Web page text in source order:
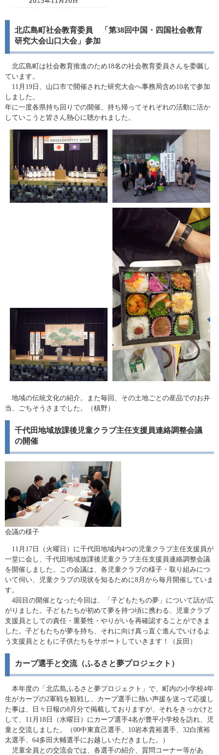
北広島町社会教育委員 「第38回中国・四国社会教育
研究大会山口大会」参加
北広島町は社会教育推進のため18名の社会教育委員さんを委嘱し
ています。
11月19日、山口市で開催された研究大会へ事務局含め10名で参加
しました。
年に一度各県持ち回りでの開催、持ち帰ってそれぞれの活動に活か
していこうと皆さん熱心に聴かれました。
地域の伝統文化の紹介。また毎回、その土地ごとの産品でのお弁
当、ごちそうさまでした。（槙野）
千代田地域放課後児童クラブ主任支援員連絡調整会議
の開催
会議の様子
11月17日（火曜日）に千代田地域内4つの児童クラブ主任支援員が
一堂に会し、千代田地域放課後児童クラブ主任支援員連絡調整会議
を開催しました。この会議は、各児童クラブの様子・取り組みにつ
いて伺い、児童クラブの現状を知るために8月から毎月開催していま
す。
4回目の開催となった今回は、「子どもたちの夢」について話が広
がりました。子どもたちが初めて夢を持つ頃に携わる、児童クラブ
支援員としての責任・重要性・やりがいを再確認することができま
した。子どもたちが夢を持ち、それに向け真っ直ぐ進んでいけるよ
う支援員とともに子供たちをサポートしていきます！（反田）
カープ選手と交流（ふるさと夢プロジェクト）
本年度の「北広島ふるさと夢プロジェクト」で、町内の小学校4年
生がカープの2軍戦を観戦し、カープ選手に熱い声援を送って応援し
た事は、日々日報の8月分で掲載しておりますが、それをきっかけと
して、11月18日（水曜日）にカープ選手4名が豊平小学校を訪れ、児
童と交流しました。（00中東直己選手、10岩本貴裕選手、32白濱裕
太選手、64多田大輔選手にお越しいただきました。）
児童全員との交流会では、各選手の紹介、質問コーナー等があ